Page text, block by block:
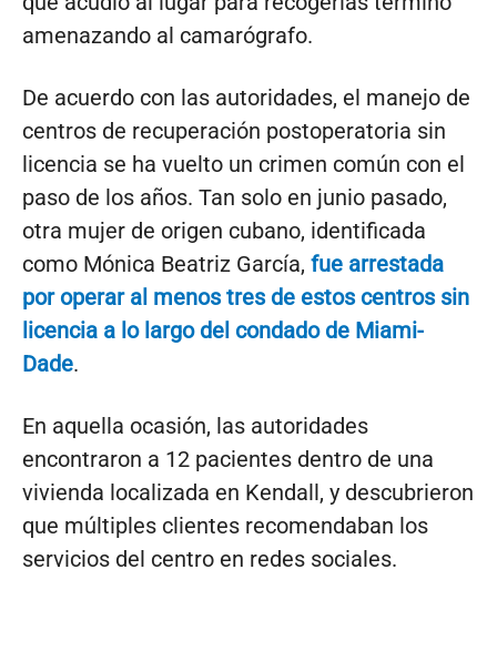
amenazando al camarógrafo.
De acuerdo con las autoridades, el manejo de
centros de recuperación postoperatoria sin
licencia se ha vuelto un crimen común con el
paso de los años. Tan solo en junio pasado,
otra mujer de origen cubano, identificada
como Mónica Beatriz García, fue arrestada
por operar al menos tres de estos centros sin
licencia a lo largo del condado de Miami-
Dade.
En aquella ocasión, las autoridades
encontraron a 12 pacientes dentro de una
vivienda localizada en Kendall, y descubrieron
que múltiples clientes recomendaban los
servicios del centro en redes sociales.